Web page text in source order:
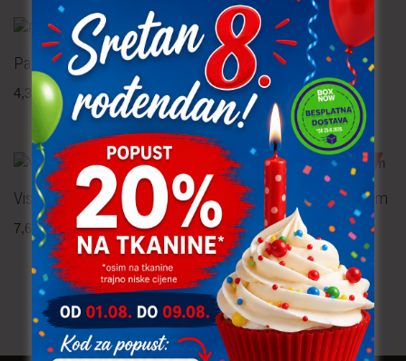
Pamučna tkanina – lavanda
4,30€ uključ. PDV po metru
Viskozna tkanina
5,80€ uključ. PDV po metru
Viskozna tkanina – popelin
7,60€ uključ. PDV po metru
TRAJNO NISKA CIJENA!
Felpa – tamno plava 0.40 m
1,20€ uključ. PDV po metru